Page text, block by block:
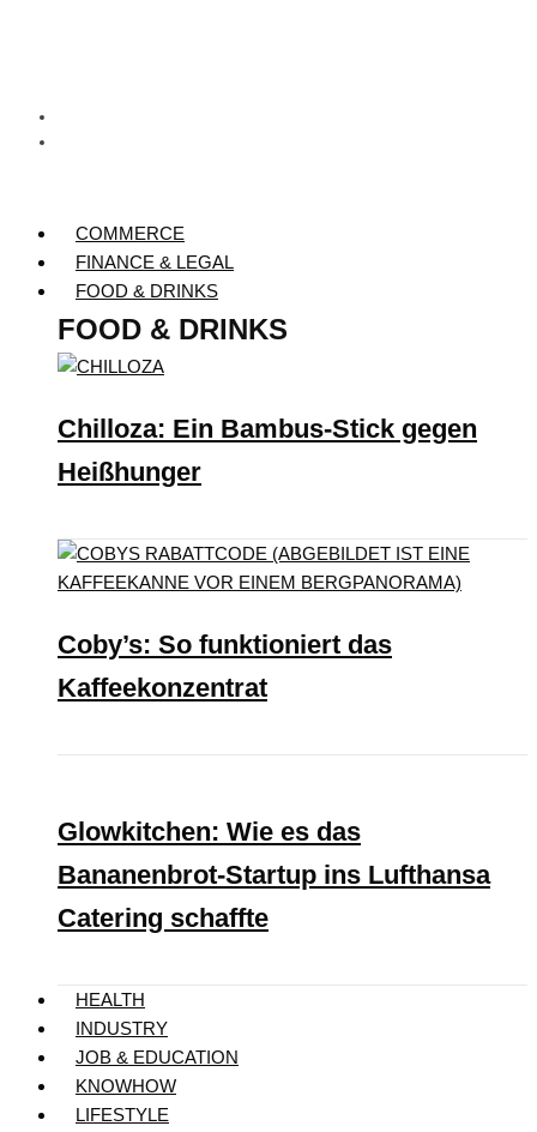
COMMERCE
FINANCE & LEGAL
FOOD & DRINKS
FOOD & DRINKS
Chilloza: Ein Bambus-Stick gegen
Heißhunger
Coby’s: So funktioniert das
Kaffeekonzentrat
Glowkitchen: Wie es das
Bananenbrot-Startup ins Lufthansa
Catering schaffte
HEALTH
INDUSTRY
JOB & EDUCATION
KNOWHOW
LIFESTYLE